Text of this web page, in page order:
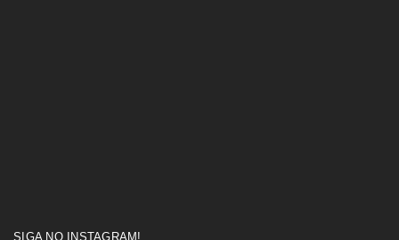
SIGA NO INSTAGRAM!